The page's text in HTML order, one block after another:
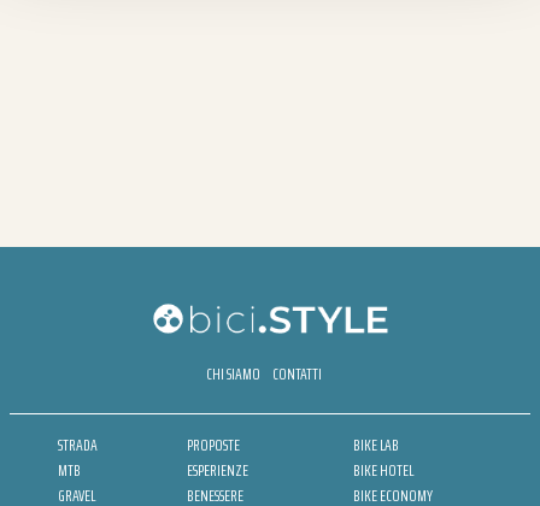
CHI SIAMO CONTATTI
STRADA
MTB
GRAVEL
PROPOSTE
ESPERIENZE
BENESSERE
BIKE LAB
BIKE HOTEL
BIKE ECONOMY